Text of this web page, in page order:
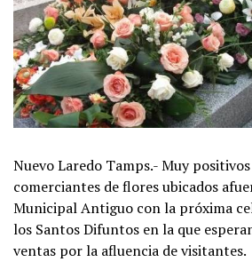
Nuevo Laredo Tamps.- Muy
comerciantes de flores ubicados
Municipal Antiguo con la próxima
los Santos Difuntos en la que
ventas por la afluencia de visitantes.